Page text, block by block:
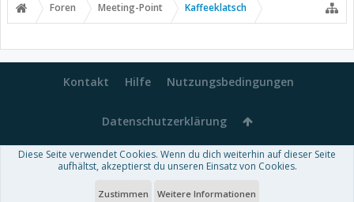
Foren Meeting-Point Kaffeeklatsch
Kontakt Hilfe Nutzungsbedingungen
Datenschutzerklärung
Forum software by XenForo™-Deutsch von xenDach
Theme designed byThemeHouse
Diese Seite verwendet Cookies. Wenn du dich weiterhin auf dieser Seite
aufhältst, akzeptierst du unseren Einsatz von Cookies.
Zustimmen Weitere Informationen